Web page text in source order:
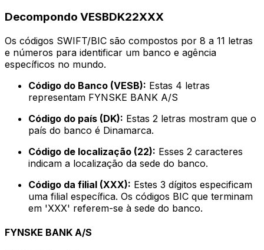
Decompondo VESBDK22XXX
Os códigos SWIFT/BIC são compostos por 8 a 11 letras
e números para identificar um banco e agência
específicos no mundo.
Código do Banco (VESB): Estas 4 letras
representam FYNSKE BANK A/S
Código do país (DK): Estas 2 letras mostram que o
país do banco é Dinamarca.
Código de localização (22): Esses 2 caracteres
indicam a localização da sede do banco.
Código da filial (XXX): Estes 3 dígitos especificam
uma filial específica. Os códigos BIC que terminam
em 'XXX' referem-se à sede do banco.
FYNSKE BANK A/S